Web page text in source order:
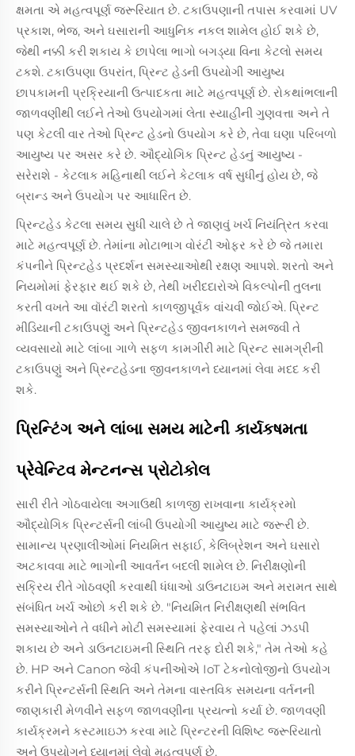
ક્ષમતા એ મહત્વપૂર્ણ જરૂરિયાત છે. ટકાઉપણાની તપાસ કરવામાં UV
પ્રકાશ, ભેજ, અને ઘસારાની આધુનિક નકલ શામેલ હોઈ શકે છે,
જેથી નક્કી કરી શકાય કે છાપેલા ભાગો બગડ્યા વિના કેટલો સમય
ટકશે. ટકાઉપણા ઉપરાંત, પ્રિન્ટ હેડની ઉપયોગી આયુષ્ય
છાપકામની પ્રક્રિયાની ઉત્પાદકતા માટે મહત્વપૂર્ણ છે. રોકથાંભલાની
જાળવણીથી લઈને તેઓ ઉપયોગમાં લેતા સ્યાહીની ગુણવત્તા અને તે
પણ કેટલી વાર તેઓ પ્રિન્ટ હેડનો ઉપયોગ કરે છે, તેવા ઘણા પરિબળો
આયુષ્ય પર અસર કરે છે. ઔદ્યોગિક પ્રિન્ટ હેડનું આયુષ્ય -
સરેરાશે - કેટલાક મહિનાથી લઈને કેટલાક વર્ષ સુધીનું હોય છે, જે
બ્રાન્ડ અને ઉપયોગ પર આધારિત છે.
પ્રિન્ટહેડ કેટલા સમય સુધી ચાલે છે તે જાણવું ખર્ચ નિયંત્રિત કરવા
માટે મહત્વપૂર્ણ છે. તેમાંના મોટાભાગ વોરંટી ઓફર કરે છે જે તમારા
કંપનીને પ્રિન્ટહેડ પ્રદર્શન સમસ્યાઓથી રક્ષણ આપશે. શરતો અને
નિયમોમાં ફેરફાર થઈ શકે છે, તેથી ખરીદદારોએ વિકલ્પોની તુલના
કરતી વખતે આ વૉરંટી શરતો કાળજીપૂર્વક વાંચવી જોઈએ. પ્રિન્ટ
મીડિયાની ટકાઉપણું અને પ્રિન્ટહેડ જીવનકાળને સમજવી તે
વ્યવસાયો માટે લાંબા ગાળે સફળ કામગીરી માટે પ્રિન્ટ સામગ્રીની
ટકાઉપણું અને પ્રિન્ટહેડના જીવનકાળને ધ્યાનમાં લેવા મદદ કરી
શકે.
પ્રિન્ટિંગ અને લાંબા સમય માટેની કાર્યકષમતા
પ્રેવેન્ટિવ મેન્ટનન્સ પ્રોટોકોલ
સારી રીતે ગોઠવાયેલા અગાઉથી કાળજી રાખવાના કાર્યક્રમો
ઔદ્યોગિક પ્રિન્ટર્સની લાંબી ઉપયોગી આયુષ્ય માટે જરૂરી છે.
સામાન્ય પ્રણાલીઓમાં નિયમિત સફાઈ, કેલિબ્રેશન અને ઘસારો
અટકાવવા માટે ભાગોની આવર્તન બદલી શામેલ છે. નિરીક્ષણોની
સક્રિય રીતે ગોઠવણી કરવાથી ધંધાઓ ડાઉનટાઇમ અને મરામત સાથે
સંબંધિત ખર્ચ ઓછો કરી શકે છે. "નિયમિત નિરીક્ષણથી સંભવિત
સમસ્યાઓને તે વધીને મોટી સમસ્યામાં ફેરવાય તે પહેલાં ઝડપી
શકાય છે અને ડાઉનટાઇમની સ્થિતિ તરફ દોરી શકે," તેમ તેઓ કહે
છે. HP અને Canon જેવી કંપનીઓએ IoT ટેકનોલોજીનો ઉપયોગ
કરીને પ્રિન્ટર્સની સ્થિતિ અને તેમના વાસ્તવિક સમયના વર્તનની
જાણકારી મેળવીને સફળ જાળવણીના પ્રયત્નો કર્યા છે. જાળવણી
કાર્યક્રમને કસ્ટમાઇઝ કરવા માટે પ્રિન્ટરની વિશિષ્ટ જરૂરિયાતો
અને ઉપયોગને ધ્યાનમાં લેવો મહત્વપૂર્ણ છે.